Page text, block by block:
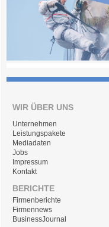
WIR ÜBER UNS
Unternehmen
Leistungspakete
Mediadaten
Jobs
Impressum
Kontakt
BERICHTE
Firmenberichte
Firmennews
BusinessJournal